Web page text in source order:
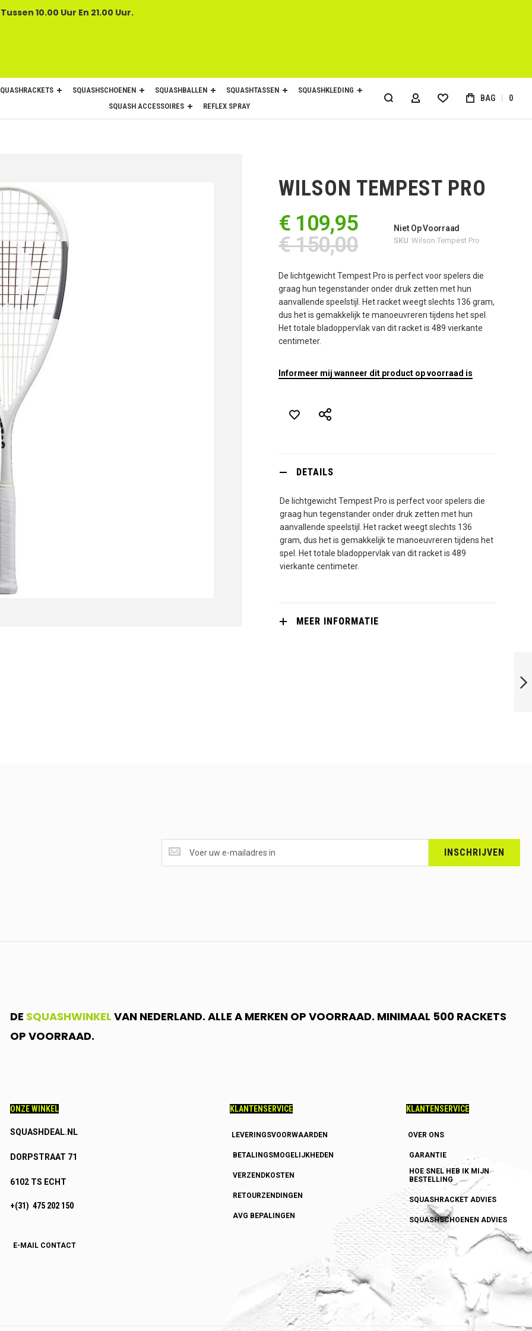
10.00 Uur En 21.00 Uur.
SQUASHSCHOENEN SQUASHBALLEN SQUASHTASSEN
SQUASHKLEDING
SQUASH ACCESSOIRES
REFLEX SPRAY ACCOUNT BAG 0
WILSON TEMPEST PRO
€ 109,95
€ 150,00
Niet Op Voorraad
SKU Wilson Tempest Pro
De lichtgewicht Tempest Pro is perfect voor spelers die
graag hun tegenstander onder druk zetten met hun
aanvallende speelstijl. Het racket weegt slechts 136 gram,
dus het is gemakkelijk te manoeuvreren tijdens het spel.
Het totale bladoppervlak van dit racket is 489 vierkante
centimeter.
Informeer mij wanneer dit product op voorraad is
DETAILS
De lichtgewicht Tempest Pro is perfect voor spelers die
graag hun tegenstander onder druk zetten met hun
aanvallende speelstijl. Het racket weegt slechts 136
gram, dus het is gemakkelijk te manoeuvreren tijdens het
spel. Het totale bladoppervlak van dit racket is 489
vierkante centimeter.
MEER INFORMATIE
ONTVANGEN?
<br>SCHRIJF
INSCHRIJVEN
DE SQUASHWINKEL VAN NEDERLAND. ALLE A MERKEN OP VOORRAAD. MINIMAAL 500 RACKETS
OP VOORRAAD.
ONZE WINKEL
SQUASHDEAL.NL
DORPSTRAAT 71
6102 TS ECHT
+(31) 475 202 150
E-MAIL CONTACT
KLANTENSERVICE
LEVERINGSVOORWAARDEN
BETALINGSMOGELIJKHEDEN
VERZENDKOSTEN
RETOURZENDINGEN
AVG BEPALINGEN
KLANTENSERVICE
OVER ONS
GARANTIE
HOE SNEL HEB IK MIJN
BESTELLING
SQUASHRACKET ADVIES
SQUASHSCHOENEN ADVIES